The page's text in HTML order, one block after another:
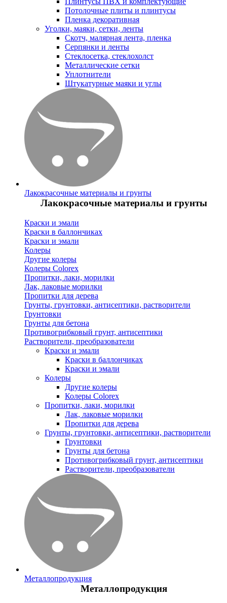
Потолочные плиты и плинтусы
Пленка декоративная
Уголки, маяки, сетки, ленты
Скотч, малярная лента, пленка
Серпянки и ленты
Стеклосетка, стеклохолст
Металлические сетки
Уплотнители
Штукатурные маяки и углы
Лакокрасочные материалы и грунты
Лакокрасочные материалы и грунты
Краски и эмали
Краски в баллончиках
Краски и эмали
Колеры
Другие колеры
Колеры Colorex
Пропитки, лаки, морилки
Лак, лаковые морилки
Пропитки для дерева
Грунты, грунтовки, антисептики, растворители
Грунтовки
Грунты для бетона
Противогрибковый грунт, антисептики
Растворители, преобразователи
Краски и эмали
Краски в баллончиках
Краски и эмали
Колеры
Другие колеры
Колеры Colorex
Пропитки, лаки, морилки
Лак, лаковые морилки
Пропитки для дерева
Грунты, грунтовки, антисептики, растворители
Грунтовки
Грунты для бетона
Противогрибковый грунт, антисептики
Растворители, преобразователи
Металлопродукция
Металлопродукция